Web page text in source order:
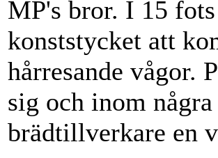
MP's bror. I 15
konststycket att
hårresande vågor.
sig och inom
brädtillverkare en